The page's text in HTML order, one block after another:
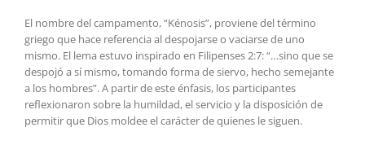
El nombre del campamento, “Kénosis”, proviene del término
griego que hace referencia al despojarse o vaciarse de uno
mismo. El lema estuvo inspirado en Filipenses 2:7: “…sino que se
despojó a sí mismo, tomando forma de siervo, hecho semejante
a los hombres”. A partir de este énfasis, los participantes
reflexionaron sobre la humildad, el servicio y la disposición de
permitir que Dios moldee el carácter de quienes le siguen.